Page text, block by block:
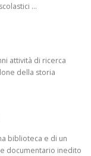
...
attività di ricerca
della storia
biblioteca e di un
documentario inedito